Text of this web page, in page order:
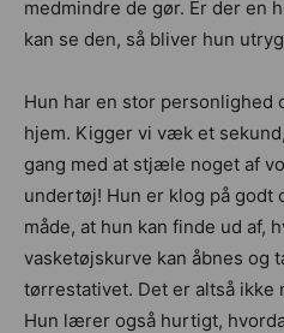
medmindre de gør. Er der en
kan se den, så bliver hun
Hun har en stor personlighed
hjem. Kigger vi væk et
gang med at stjæle noget af
undertøj! Hun er klog på godt
måde, at hun kan finde ud af,
vasketøjskurve kan åbnes og
tørrestativet. Det er altså
Hun lærer også hurtigt,